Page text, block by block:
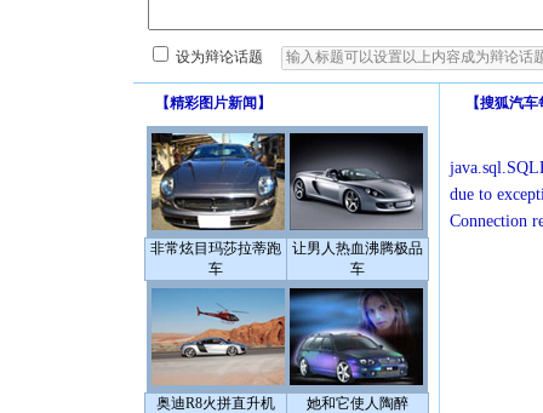
设为辩论话题
【精彩图片新闻 】
非常炫目玛莎拉蒂跑
车
让男人热血沸腾极品
车
奥迪R8火拼直升机 她和它使人陶醉
【搜狐汽车
due to
Connection